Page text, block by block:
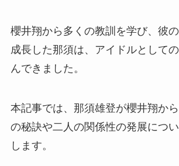
櫻井翔から多くの教訓を学び、彼
成長した那須は、アイドルとして
んできました。
本記事では、那須雄登が櫻井翔か
の秘訣や二人の関係性の発展につ
します。